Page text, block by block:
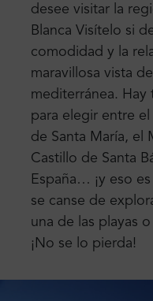
desee visitar la
Blanca Visítelo si
comodidad y la
maravillosa vista
mediterránea. Hay
para elegir entre
de Santa María, el
Castillo de Santa
España… ¡y eso
se canse de
una de las playas
¡No se lo pierda!